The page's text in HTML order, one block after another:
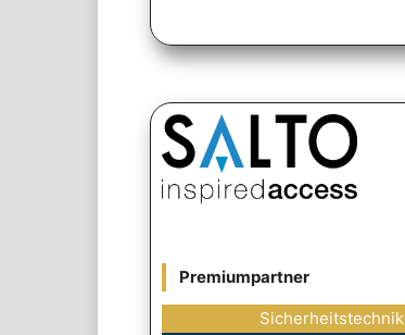
Premiumpartner
Sicherheitstechnik